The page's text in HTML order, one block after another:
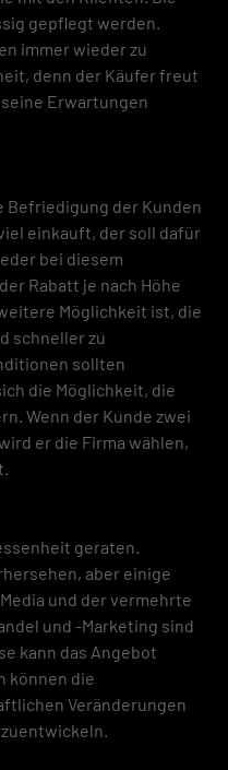
gepflegt werden.
immer wieder zu
denn der Käufer freut
Erwartungen
Befriedigung der Kunden
einkauft, der soll dafür
bei diesem
Rabatt je nach Höhe
Möglichkeit ist, die
schneller zu
sollten
die Möglichkeit, die
Wenn der Kunde zwei
er die Firma wählen,
geraten.
aber einige
und der vermehrte
und -Marketing sind
kann das Angebot
können die
Veränderungen